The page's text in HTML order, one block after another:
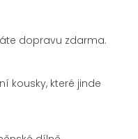
dopravu zdarma.
kousky, které jinde